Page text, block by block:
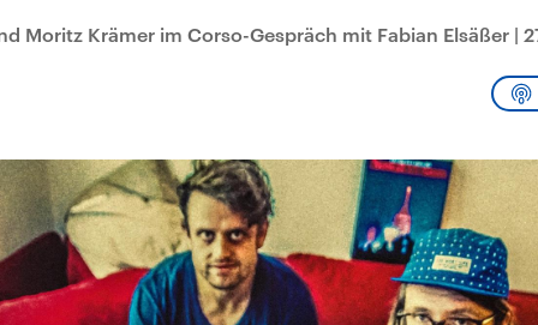
Moritz Krämer im Corso-Gespräch mit Fabian Elsäßer |